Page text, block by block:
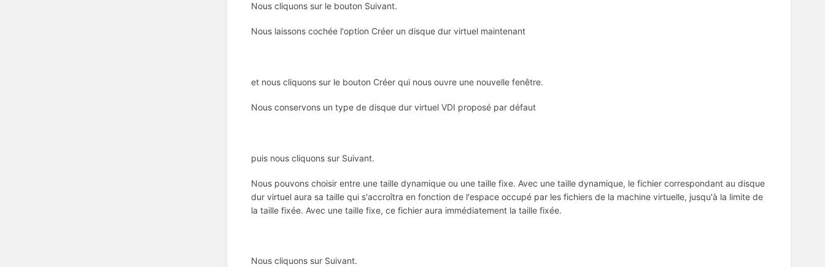
Nous cliquons sur le bouton Suivant.
Nous laissons cochée l'option Créer un disque dur virtuel maintenant
et nous cliquons sur le bouton Créer qui nous ouvre une nouvelle fenêtre.
Nous conservons un type de disque dur virtuel VDI proposé par défaut
puis nous cliquons sur Suivant.
Nous pouvons choisir entre une taille dynamique ou une taille fixe. Avec une taille dynamique, le fichier correspondant au disque
dur virtuel aura sa taille qui s'accroîtra en fonction de l'espace occupé par les fichiers de la machine virtuelle, jusqu'à la limite de
la taille fixée. Avec une taille fixe, ce fichier aura immédiatement la taille fixée.
Nous cliquons sur Suivant.